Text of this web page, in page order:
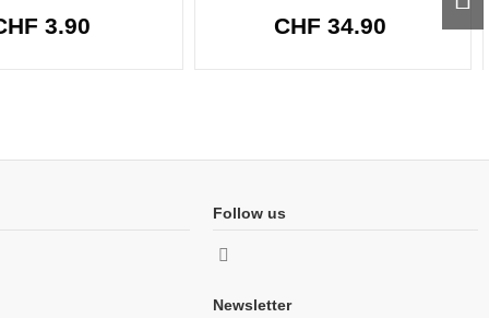
3.90 CHF 34.90
Follow us
Newsletter